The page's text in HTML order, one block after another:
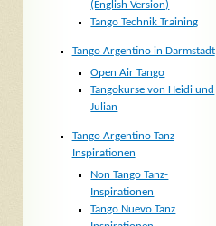
(English Version)
Tango Technik Training
Tango Argentino in Darmstadt
Open Air Tango
Tangokurse von Heidi und
Julian
Tango Argentino Tanz
Inspirationen
Non Tango Tanz-
Inspirationen
Tango Nuevo Tanz